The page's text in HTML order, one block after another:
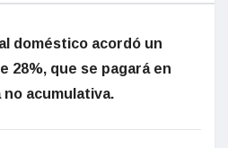
doméstico acordó un
28%, que se pagará en
acumulativa.